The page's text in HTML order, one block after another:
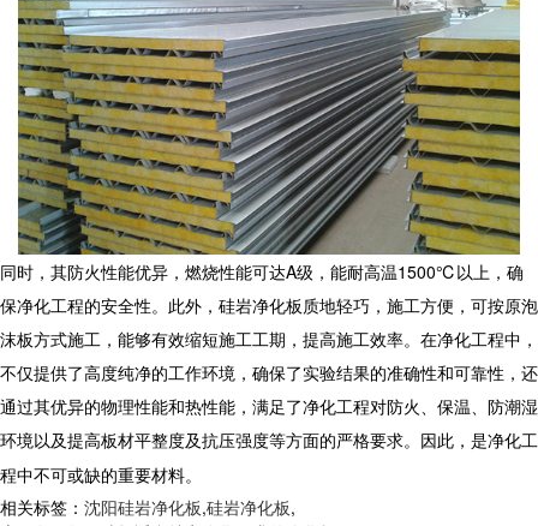
同时，其防火性能优异，燃烧性能可达A级，能耐高温1500℃以上，确
保净化工程的安全性。此外， 硅岩净化板 质地轻巧，施工方便，可按原泡
沫板方式施工，能够有效缩短施工工期，提高施工效率。在净化工程中，
不仅提供了高度纯净的工作环境，确保了实验结果的准确性和可靠性，还
通过其优异的物理性能和热性能，满足了净化工程对防火、保温、防潮湿
环境以及提高板材平整度及抗压强度等方面的严格要求。因此，是净化工
程中不可或缺的重要材料。
相关标签： 沈阳硅岩净化板,硅岩净化板,